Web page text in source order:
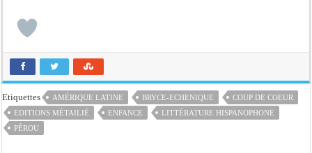
Etiquettes AMÉRIQUE LATINE BRYCE-ECHENIQUE
COUP DE COEUR
EDITIONS MÉTAILIÉ
ENFANCE
LITTÉRATURE HISPANOPHONE
PÉROU